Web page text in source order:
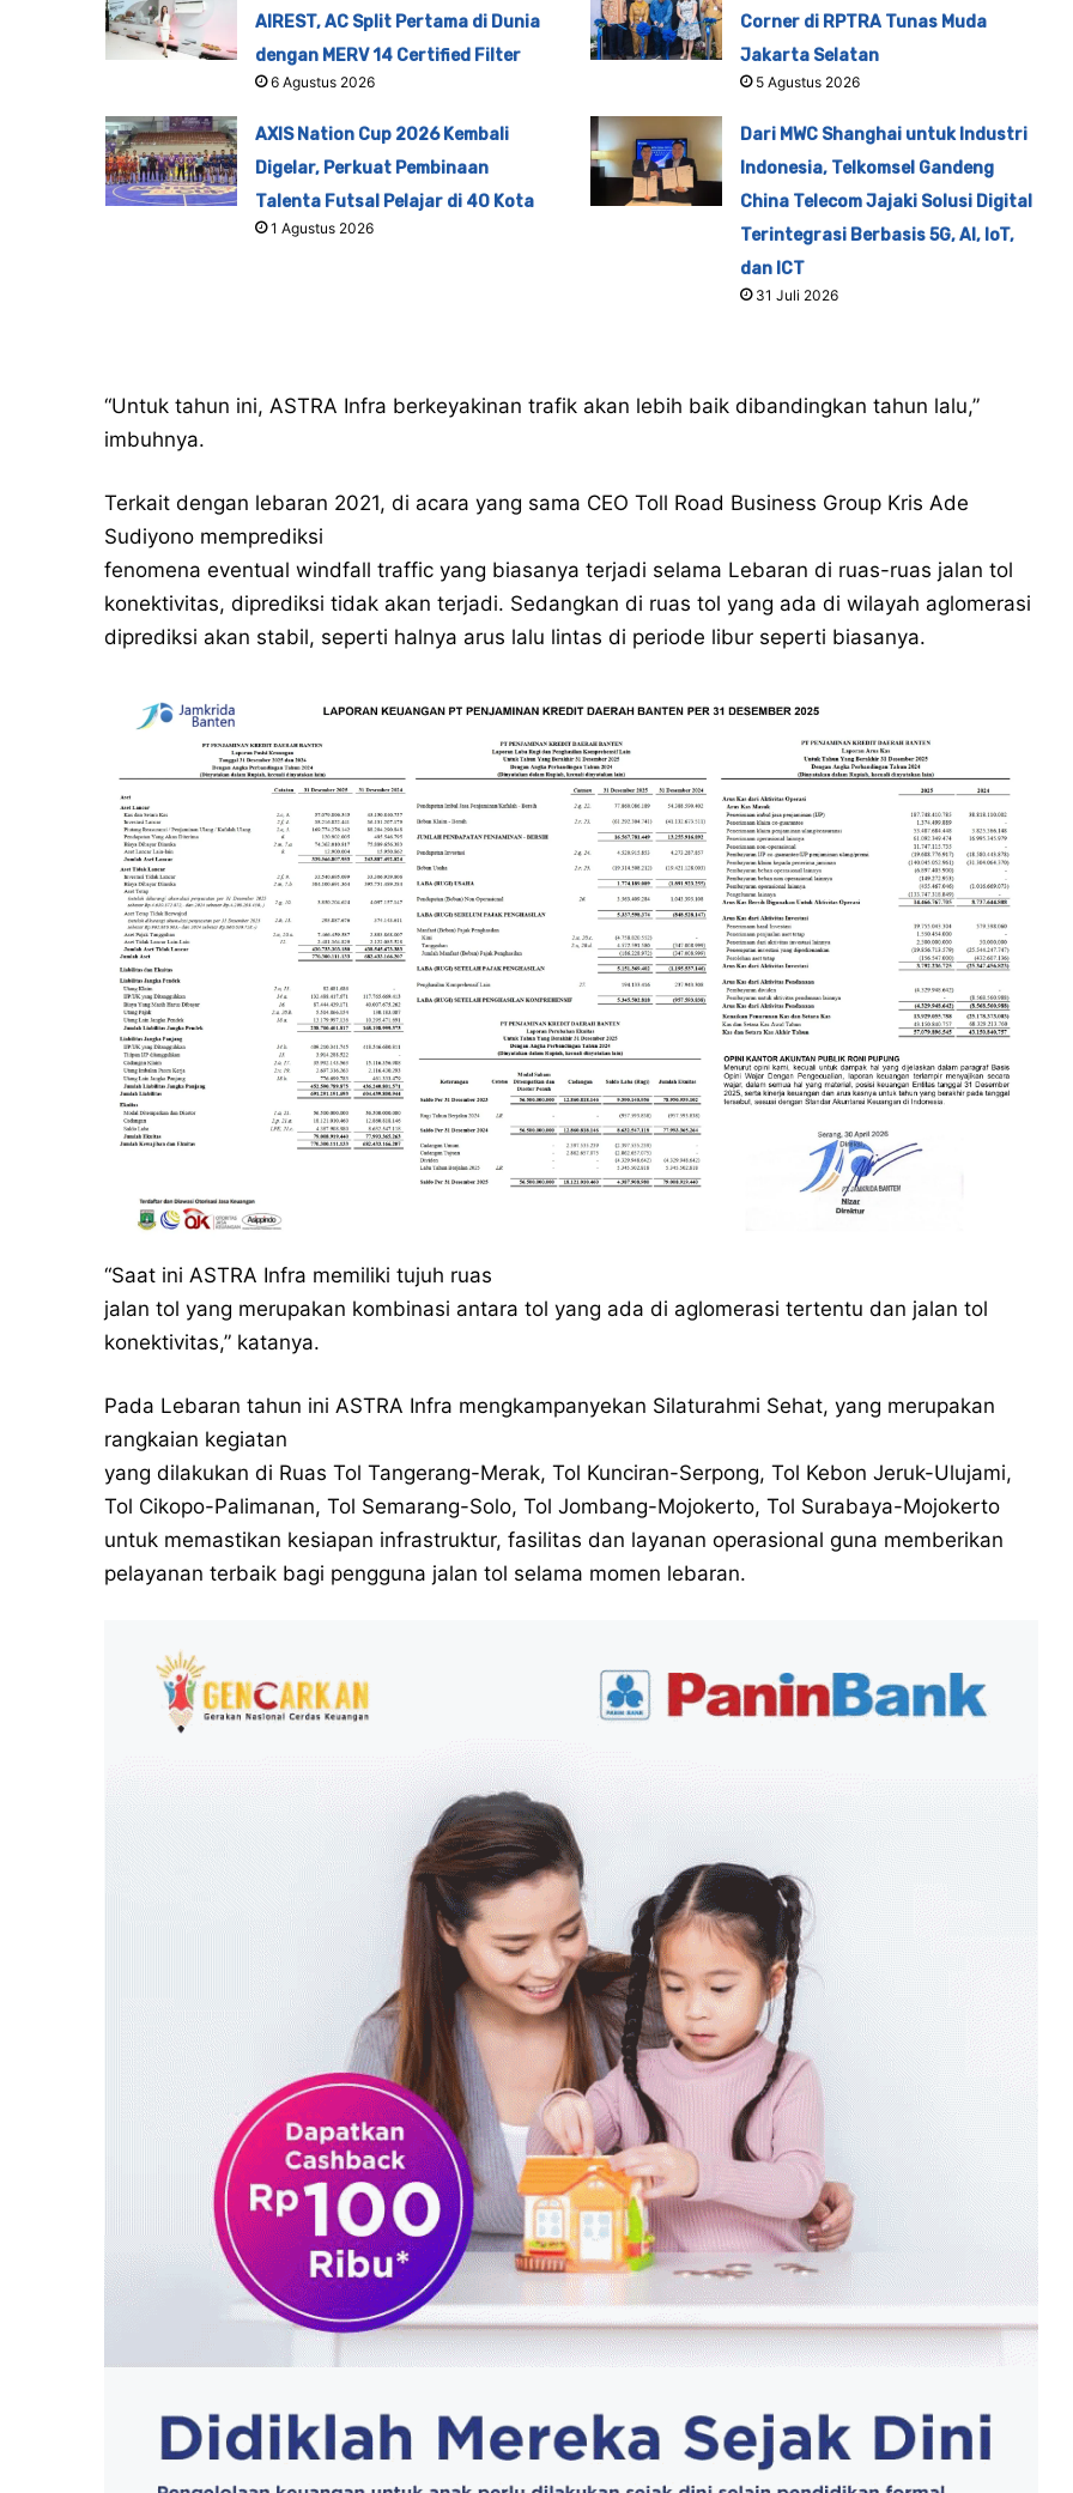
AIREST, AC Split Pertama di Dunia
dengan MERV 14 Certified Filter
6 Agustus 2026
Corner di RPTRA Tunas Muda
Jakarta Selatan
5 Agustus 2026
AXIS Nation Cup 2026 Kembali
Digelar, Perkuat Pembinaan
Talenta Futsal Pelajar di 40 Kota
1 Agustus 2026
Dari MWC Shanghai untuk Industri
Indonesia, Telkomsel Gandeng
China Telecom Jajaki Solusi Digital
Terintegrasi Berbasis 5G, AI, IoT,
dan ICT
31 Juli 2026
“Untuk tahun ini, ASTRA Infra berkeyakinan trafik akan lebih baik dibandingkan tahun lalu,”
imbuhnya.
Terkait dengan lebaran 2021, di acara yang sama CEO Toll Road Business Group Kris Ade
Sudiyono memprediksi
fenomena eventual windfall traffic yang biasanya terjadi selama Lebaran di ruas-ruas jalan tol
konektivitas, diprediksi tidak akan terjadi. Sedangkan di ruas tol yang ada di wilayah aglomerasi
diprediksi akan stabil, seperti halnya arus lalu lintas di periode libur seperti biasanya.
“Saat ini ASTRA Infra memiliki tujuh ruas
jalan tol yang merupakan kombinasi antara tol yang ada di aglomerasi tertentu dan jalan tol
konektivitas,” katanya.
Pada Lebaran tahun ini ASTRA Infra mengkampanyekan Silaturahmi Sehat, yang merupakan
rangkaian kegiatan
yang dilakukan di Ruas Tol Tangerang-Merak, Tol Kunciran-Serpong, Tol Kebon Jeruk-Ulujami,
Tol Cikopo-Palimanan, Tol Semarang-Solo, Tol Jombang-Mojokerto, Tol Surabaya-Mojokerto
untuk memastikan kesiapan infrastruktur, fasilitas dan layanan operasional guna memberikan
pelayanan terbaik bagi pengguna jalan tol selama momen lebaran.